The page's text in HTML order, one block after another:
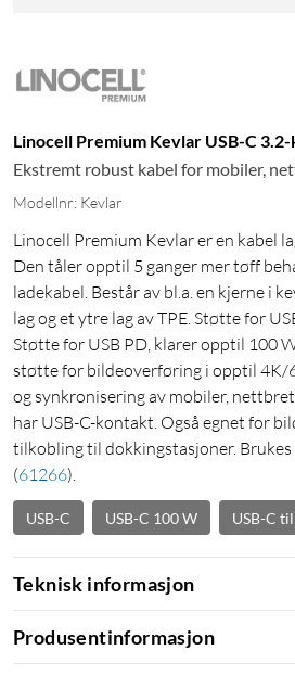
Linocell Premium Kevlar USB-C
Ekstremt robust kabel for mobiler,
Modellnr: Kevlar
Linocell Premium Kevlar er en kabel
Den tåler opptil 5 ganger mer tøff
ladekabel. Består av bl.a. en kjerne i
lag og et ytre lag av TPE. Støtte for
Støtte for USB PD, klarer opptil 100
støtte for bildeoverføring i opptil 4K/
og synkronisering av mobiler,
har USB-C-kontakt. Også egnet for
tilkobling til dokkingstasjoner.
(61266).
USB-C USB-C 100 W USB-C
Teknisk informasjon
Produsentinformasjon